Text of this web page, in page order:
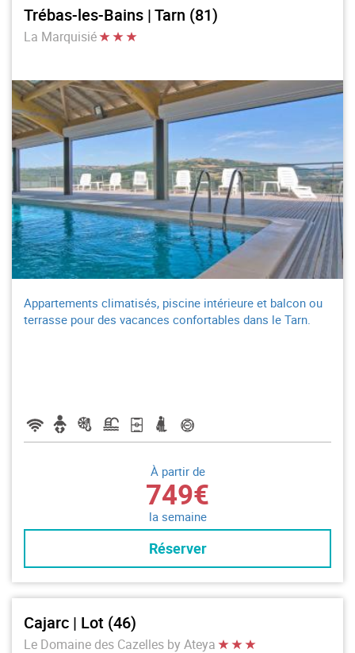
Trébas-les-Bains | Tarn (81)
La Marquisié
Appartements climatisés, piscine intérieure et balcon ou
terrasse pour des vacances confortables dans le Tarn.
À partir de
749€
la semaine
Réserver
Cajarc | Lot (46)
Le Domaine des Cazelles by Ateya